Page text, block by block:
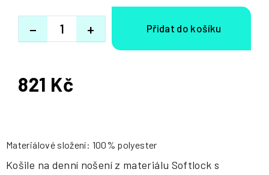
+
−
821 Kč
Měrná
Materiálové složení: 100% polyester
Košile na denní nošení z materiálu Softlock s